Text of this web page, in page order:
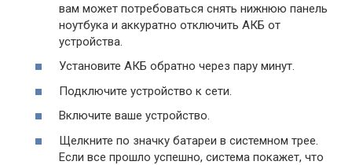
вам может потребоваться снять нижнюю панель
ноутбука и аккуратно отключить АКБ от
устройства.
Установите АКБ обратно через пару минут.
Подключите устройство к сети.
Включите ваше устройство.
Щелкните по значку батареи в системном трее.
Если все прошло успешно, система покажет, что